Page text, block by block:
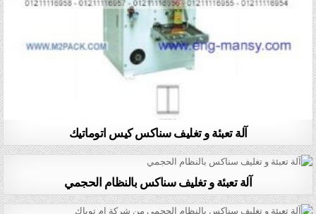
آلة تعبئة و تغليف سناكس كيس اتوماتيك
آلة تعبئة و تغليف سناكس بالنظام الحجمي